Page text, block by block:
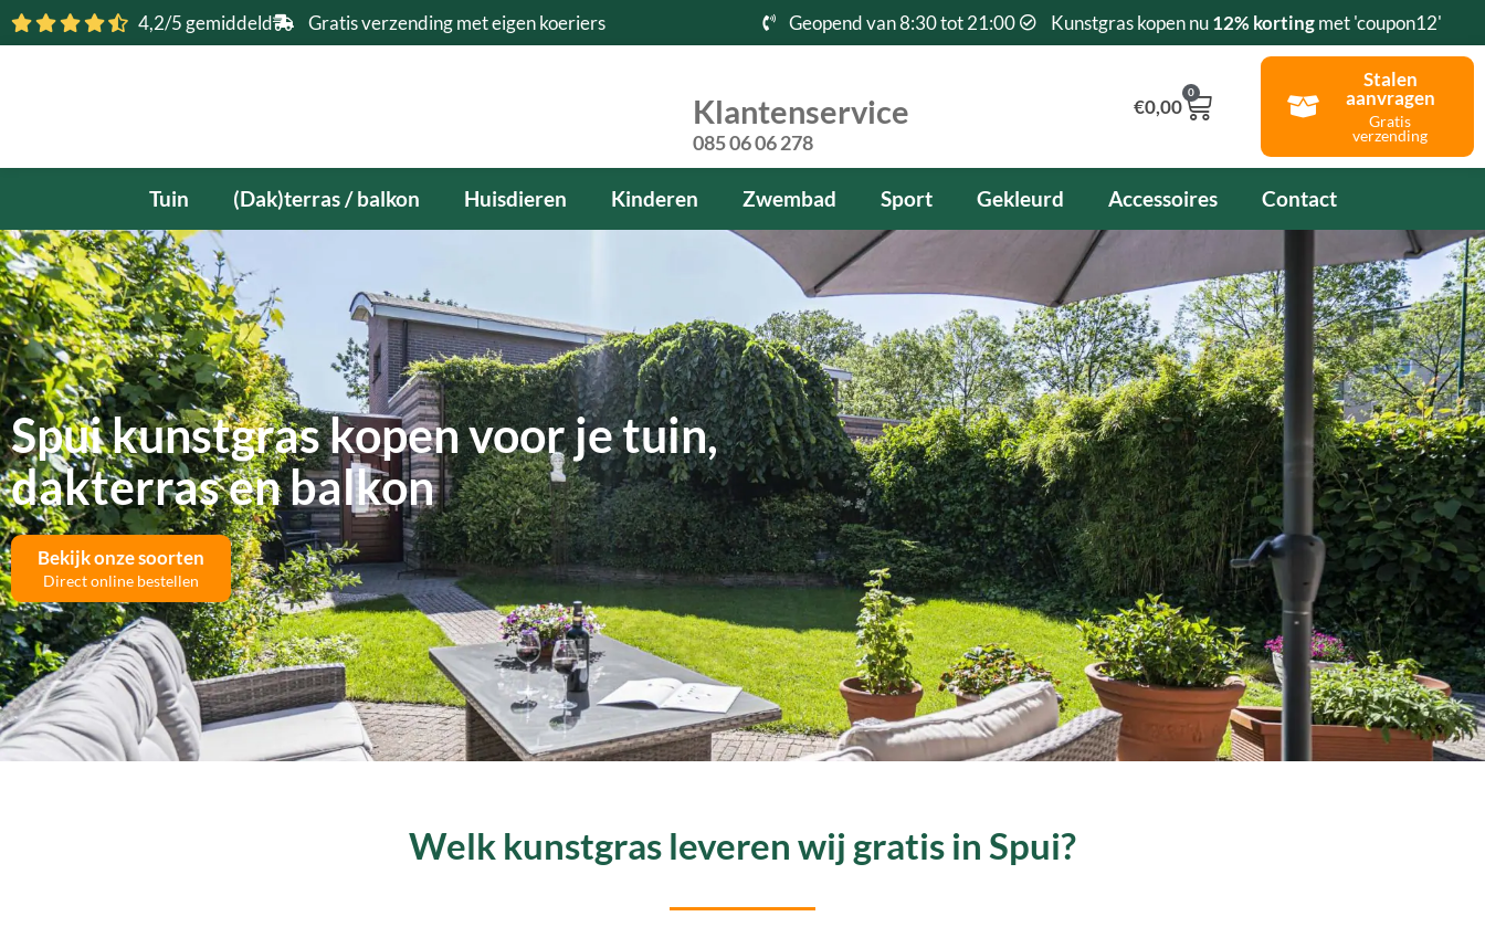
Ga
naar
4,2/5 gemiddeld Gratis verzending met eigen koeriers Geopend van 8:30 tot 21:00 Kunstgras kopen nu12% kortingmet 'coupon12'
Klantenservice
085 06 06 278
€0,00
0
Winkelwagen
Stalen
aanvragen
Gratis
verzending
Tuin (Dak)terras / balkon Huisdieren Kinderen Zwembad Sport Gekleurd Accessoires Contact
Spui kunstgras kopen voor je tuin,
dakterras en balkon
Bekijk onze soorten
Direct online bestellen
Welk kunstgras leveren wij gratis in Spui?